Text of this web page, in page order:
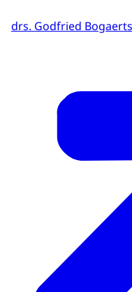
drs. Godfried Bogaerts